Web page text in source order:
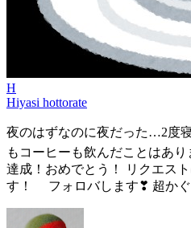
H
Hiyasi hottorate
夜のはずなのに夜だった…2度
もコーヒーも飲んだことはあ
達成！おめでとう！ リクエス
す！ フォロバします❣ 超かぐ